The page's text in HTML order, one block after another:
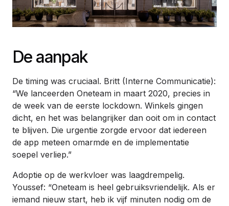
De aanpak
De timing was cruciaal. Britt (Interne Communicatie):
“We lanceerden Oneteam in maart 2020, precies in
de week van de eerste lockdown. Winkels gingen
dicht, en het was belangrijker dan ooit om in contact
te blijven. Die urgentie zorgde ervoor dat iedereen
de app meteen omarmde en de implementatie
soepel verliep.”
Adoptie op de werkvloer was laagdrempelig.
Youssef: “Oneteam is heel gebruiksvriendelijk. Als er
iemand nieuw start, heb ik vijf minuten nodig om de